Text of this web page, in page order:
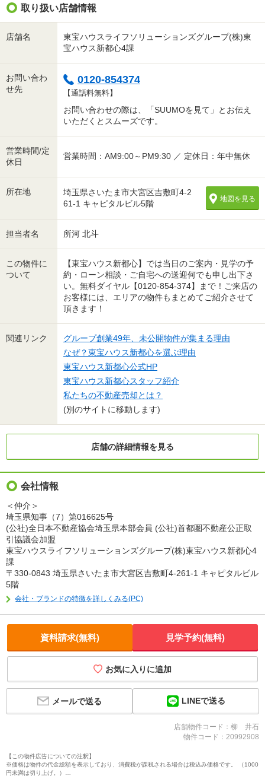
取り扱い店舗情報
店舗名
東宝ハウスライフソリューションズグループ(株)東
宝ハウス新都心4課
お問い合わ
せ先
0120-854374
【通話料無料】
お問い合わせの際は、「SUUMOを見て」とお伝え
いただくとスムーズです。
営業時間/定
休日
営業時間：AM9:00～PM9:30 ／ 定休日：年中無休
所在地
埼玉県さいたま市大宮区吉敷町4-2
61-1 キャピタルビル5階
地図を見る
担当者名 所河 北斗
この物件に
ついて
【東宝ハウス新都心】では当日のご案内・見学の予
約・ローン相談・ご自宅への送迎何でも申し出下さ
い。無料ダイヤル【0120-854-374】まで！ご来店の
お客様には、エリアの物件もまとめてご紹介させて
頂きます！
関連リンク
グループ創業49年、未公開物件が集まる理由
なぜ？東宝ハウス新都心を選ぶ理由
東宝ハウス新都心公式HP
東宝ハウス新都心スタッフ紹介
私たちの不動産売却とは？
(別のサイトに移動します)
店舗の詳細情報を見る
会社情報
＜仲介＞
埼玉県知事（7）第016625号
(公社)全日本不動産協会埼玉県本部会員 (公社)首都圏不動産公正取
引協議会加盟
東宝ハウスライフソリューションズグループ(株)東宝ハウス新都心4
課
〒330-0843 埼玉県さいたま市大宮区吉敷町4-261-1 キャピタルビル
5階
会社・ブランドの特徴を詳しくみる(PC)
資料請求(無料) 見学予約(無料)
お気に入りに追加
メールで送る LINEで送る
店舗物件コード：柳 井石
物件コード：20992908
【この物件広告についての注釈】
※価格は物件の代金総額を表示しており、消費税が課税される場合は税込み価格です。 （1000
円未満は切り上げ。）